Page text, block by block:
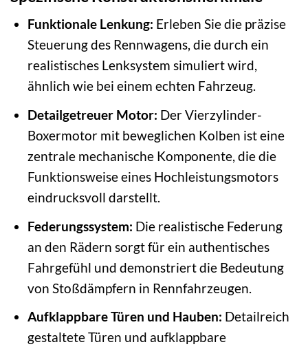
Funktionale Lenkung: Erleben Sie die präzise
Steuerung des Rennwagens, die durch ein
realistisches Lenksystem simuliert wird,
ähnlich wie bei einem echten Fahrzeug.
Detailgetreuer Motor: Der Vierzylinder-
Boxermotor mit beweglichen Kolben ist eine
zentrale mechanische Komponente, die die
Funktionsweise eines Hochleistungsmotors
eindrucksvoll darstellt.
Federungssystem: Die realistische Federung
an den Rädern sorgt für ein authentisches
Fahrgefühl und demonstriert die Bedeutung
von Stoßdämpfern in Rennfahrzeugen.
Aufklappbare Türen und Hauben: Detailreich
gestaltete Türen und aufklappbare